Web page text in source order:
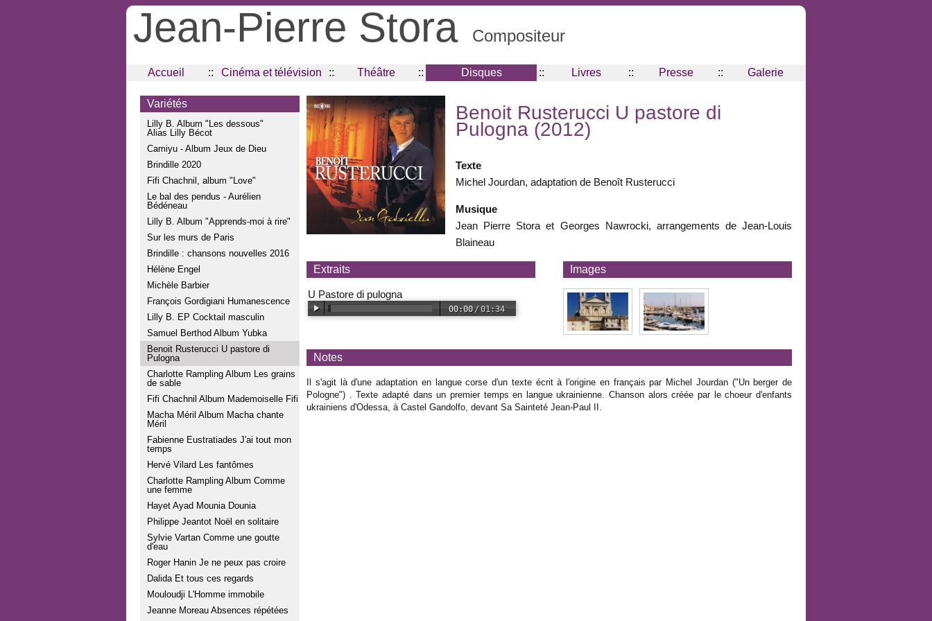
Jean-Pierre StoraCompositeur
Accueil :: Cinéma et télévision :: Théâtre :: Disques :: Livres :: Presse :: Galerie
Variétés
Lilly B. Album "Les dessous"
Alias Lilly Bécot
Camiyu - Album Jeux de Dieu
Brindille 2020
Fifi Chachnil, album "Love"
Le bal des pendus - Aurélien
Bédéneau
Lilly B. Album "Apprends-moi à rire"
Sur les murs de Paris
Brindille : chansons nouvelles 2016
Hélène Engel
Michèle Barbier
François Gordigiani Humanescence
Lilly B. EP Cocktail masculin
Samuel Berthod Album Yubka
Benoit Rusterucci U pastore di
Pulogna
Charlotte Rampling Album Les grains
de sable
Fifi Chachnil Album Mademoiselle Fifi
Macha Méril Album Macha chante
Méril
Fabienne Eustratiades J'ai tout mon
temps
Hervé Vilard Les fantômes
Charlotte Rampling Album Comme
une femme
Hayet Ayad Mounia Dounia
Philippe Jeantot Noël en solitaire
Sylvie Vartan Comme une goutte
d'eau
Roger Hanin Je ne peux pas croire
Dalida Et tous ces regards
Mouloudji L'Homme immobile
Jeanne Moreau Absences répétées
Benoit Rusterucci U pastore di
Pulogna (2012)
Texte
Michel Jourdan, adaptation de Benoît Rusterucci
Musique
Jean Pierre Stora et Georges Nawrocki, arrangements de Jean-Louis
Blaineau
Extraits
U Pastore di pulogna
00:00 /01:34
Images
Notes
Il s'agit là d'une adaptation en langue corse d'un texte écrit à l'origine en français par Michel Jourdan ("Un berger de
Pologne") . Texte adapté dans un premier temps en langue ukrainienne. Chanson alors créée par le choeur d'enfants
ukrainiens d'Odessa, à Castel Gandolfo, devant Sa Sainteté Jean-Paul II.